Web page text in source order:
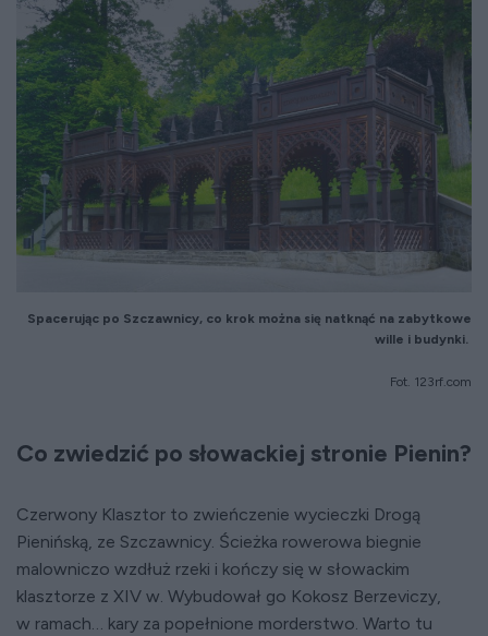
Spacerując po Szczawnicy, co krok można się natknąć na zabytkowe
wille i budynki.
Fot. 123rf.com
Co zwiedzić po słowackiej stronie Pienin?
Czerwony Klasztor to zwieńczenie wycieczki Drogą
Pienińską, ze Szczawnicy. Ścieżka rowerowa biegnie
malowniczo wzdłuż rzeki i kończy się w słowackim
klasztorze z XIV w. Wybudował go Kokosz Berzeviczy,
w ramach… kary za popełnione morderstwo. Warto tu